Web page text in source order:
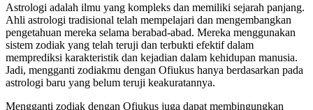
Astrologi adalah ilmu yang kompleks dan memiliki sejarah panjang.
Ahli astrologi tradisional telah mempelajari dan mengembangkan
pengetahuan mereka selama berabad-abad. Mereka menggunakan
sistem zodiak yang telah teruji dan terbukti efektif dalam
memprediksi karakteristik dan kejadian dalam kehidupan manusia.
Jadi, mengganti zodiakmu dengan Ofiukus hanya berdasarkan pada
astrologi baru yang belum teruji keakuratannya.
Mengganti zodiak dengan Ofiukus juga dapat membingungkan